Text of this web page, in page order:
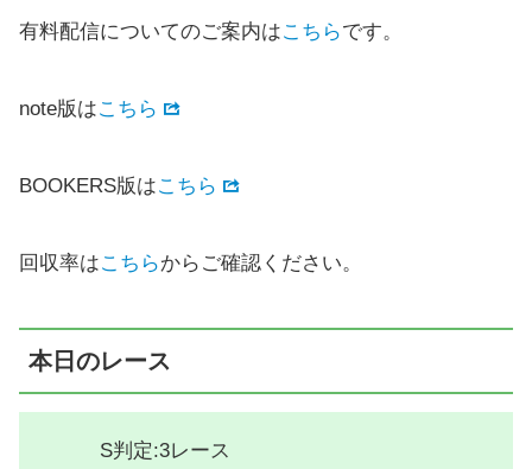
有料配信についてのご案内はこちらです。
note版はこちら
BOOKERS版はこちら
回収率はこちらからご確認ください。
本日のレース
S判定:3レース